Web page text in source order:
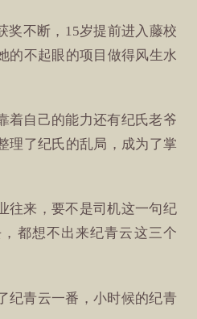
奖不断，15岁提前进入藤校
的不起眼的项目做得风生水
着自己的能力还有纪氏老爷
理了纪氏的乱局，成为了掌
往来，要不是司机这一句纪
都想不出来纪青云这三个
纪青云一番，小时候的纪青